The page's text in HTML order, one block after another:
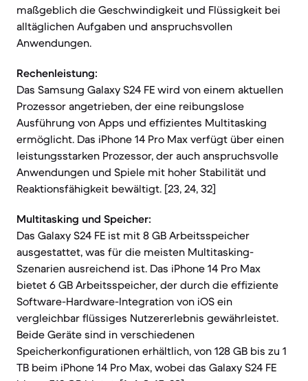
maßgeblich die Geschwindigkeit und Flüssigkeit bei
alltäglichen Aufgaben und anspruchsvollen
Anwendungen.
Rechenleistung:
Das Samsung Galaxy S24 FE wird von einem aktuellen
Prozessor angetrieben, der eine reibungslose
Ausführung von Apps und effizientes Multitasking
ermöglicht. Das iPhone 14 Pro Max verfügt über einen
leistungsstarken Prozessor, der auch anspruchsvolle
Anwendungen und Spiele mit hoher Stabilität und
Reaktionsfähigkeit bewältigt. [23, 24, 32]
Multitasking und Speicher:
Das Galaxy S24 FE ist mit 8 GB Arbeitsspeicher
ausgestattet, was für die meisten Multitasking-
Szenarien ausreichend ist. Das iPhone 14 Pro Max
bietet 6 GB Arbeitsspeicher, der durch die effiziente
Software-Hardware-Integration von iOS ein
vergleichbar flüssiges Nutzererlebnis gewährleistet.
Beide Geräte sind in verschiedenen
Speicherkonfigurationen erhältlich, von 128 GB bis zu 1
TB beim iPhone 14 Pro Max, wobei das Galaxy S24 FE